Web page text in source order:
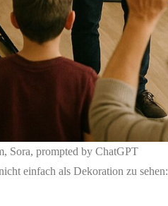
Sora, prompted by ChatGPT
einfach als Dekoration zu sehen: